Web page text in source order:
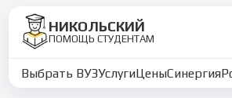
НИКОЛЬСКИЙ
ПОМОЩЬ СТУДЕНТАМ
Выбрать ВУЗУслугиЦеныСинергия